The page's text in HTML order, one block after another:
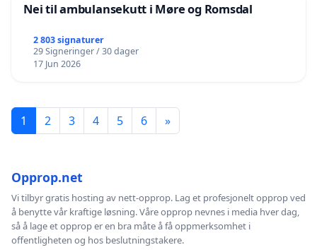
Nei til ambulansekutt i Møre og Romsdal
2 803 signaturer
29 Signeringer / 30 dager
17 Jun 2026
1 2 3 4 5 6 »
Opprop.net
Vi tilbyr gratis hosting av nett-opprop. Lag et profesjonelt opprop ved
å benytte vår kraftige løsning. Våre opprop nevnes i media hver dag,
så å lage et opprop er en bra måte å få oppmerksomhet i
offentligheten og hos beslutningstakere.